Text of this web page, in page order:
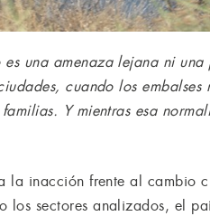
una amenaza lejana ni
cuando los
Y mientras esa
la inacción frente al cambio
sectores analizados, el